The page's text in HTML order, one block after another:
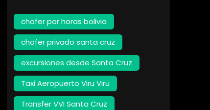
chofer por horas bolivia
chofer privado santa cruz
excursiones desde Santa Cruz
Taxi Aeropuerto Viru Viru
Transfer VVI Santa Cruz